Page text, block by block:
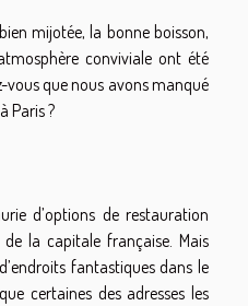
mijotée, la bonne boisson,
conviviale ont été
vous que nous avons manqué
Paris ?
d’options de restauration
la capitale française. Mais
fantastiques dans le
certaines des adresses les